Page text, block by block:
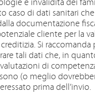
e invalidità dei
caso di dati sanitari
documentazione
cliente per la
Si raccomanda
tali dati che, in
di
(o meglio
prima dell’invio.